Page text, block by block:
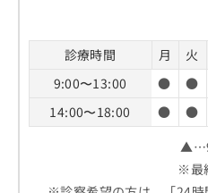
診療時間 月 火
9:00〜13:00
● ●
14:00〜18:00
● ●
※最